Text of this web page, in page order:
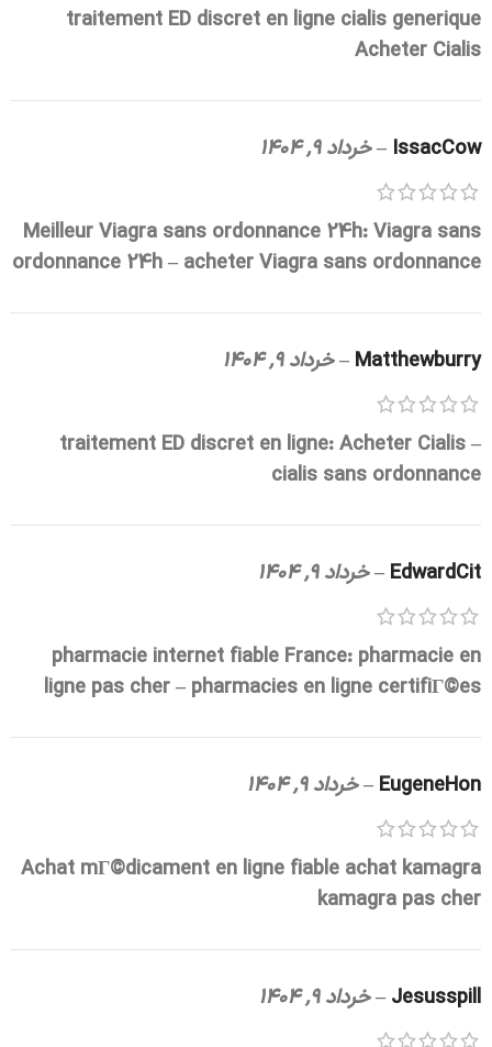
traitement ED discret en ligne cialis generique
Acheter Cialis
IssacCow
–خرداد 9, 1404
Meilleur Viagra sans ordonnance 24h:Viagra sans
ordonnance 24h– acheter Viagra sans ordonnance
Matthewburry
–خرداد 9, 1404
traitement ED discret en ligne:Acheter Cialis–
cialis sans ordonnance
EdwardCit
–خرداد 9, 1404
pharmacie internet fiable France: pharmacie en
ligne pas cher– pharmacies en ligne certifiГ©es
EugeneHon
–خرداد 9, 1404
Achat mГ©dicament en ligne fiable achat kamagra
kamagra pas cher
Jesusspill
–خرداد 9, 1404